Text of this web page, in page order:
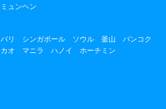
ミュンヘン
バリ シンガポール ソウル 釜山
バンコク
オ マニラ ハノイ
ホーチミン